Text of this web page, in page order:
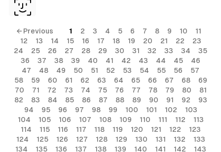
← Previous 1 2 3 4 5 6 7 8 9 10
11
12
13 14 15 16 17 18 19 20 21 22
23
24
25 26 27 28 29 30 31 32 33 34
35
36
37 38 39 40 41 42 43 44 45
46
47
48 49 50 51 52 53 54 55 56
57
58
59 60 61 62 63 64 65 66 67 68
69
70
71 72 73 74 75 76 77 78 79 80
81
82
83 84 85 86 87 88 89 90 91 92
93
94
95 96 97 98 99 100 101 102
103
104
105 106 107 108 109 110 111 112
113
114
115 116 117 118 119 120 121 122
123
124
125 126 127 128 129 130 131 132
133
134
135 136 137 138 139 140 141 142 143